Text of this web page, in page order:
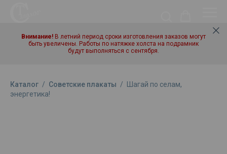
Внимание! В летний период сроки изготовления заказов могут
быть увеличены. Работы по натяжке холста на подрамник
будут выполняться с сентября.
Каталог / Советские плакаты /
Шагай по селам,
энергетика!